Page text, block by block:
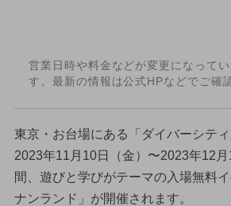
営業日時や料金などが変更になって
す。最新の情報は公式HPなどでご確
東京・お台場にある「ダイバーシティ
2023年11月10日（金）〜2023年12
間、遊びと学びがテーマの入場無料
ナンランド」が開催されます。